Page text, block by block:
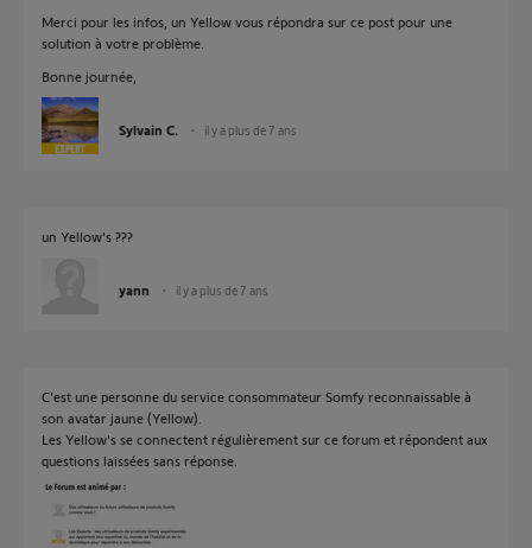
Merci pour les infos, un Yellow vous répondra sur ce post pour une
solution à votre problème.
Bonne journée,
Sylvain C. il y a plus de 7 ans
un Yellow's ???
yann il y a plus de 7 ans
C'est une personne du service consommateur Somfy reconnaissable à
son avatar jaune (Yellow).
Les Yellow's se connectent régulièrement sur ce forum et répondent aux
questions laissées sans réponse.